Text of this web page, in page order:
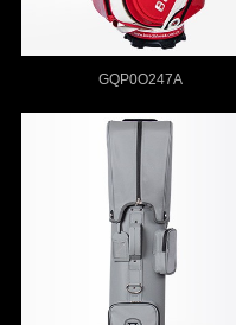
GQP0O247A